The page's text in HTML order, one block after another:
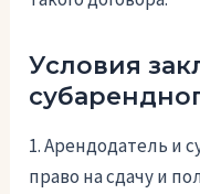
Условия
1. Арендодатель и
право на сдачу и